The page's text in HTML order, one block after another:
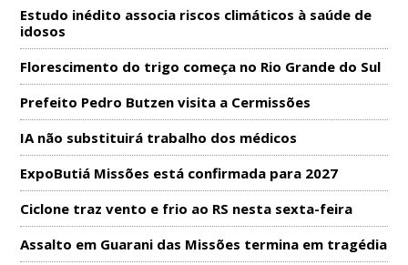
Estudo inédito associa riscos climáticos à saúde de
idosos
Florescimento do trigo começa no Rio Grande do Sul
Prefeito Pedro Butzen visita a Cermissões
IA não substituirá trabalho dos médicos
ExpoButiá Missões está confirmada para 2027
Ciclone traz vento e frio ao RS nesta sexta-feira
Assalto em Guarani das Missões termina em tragédia